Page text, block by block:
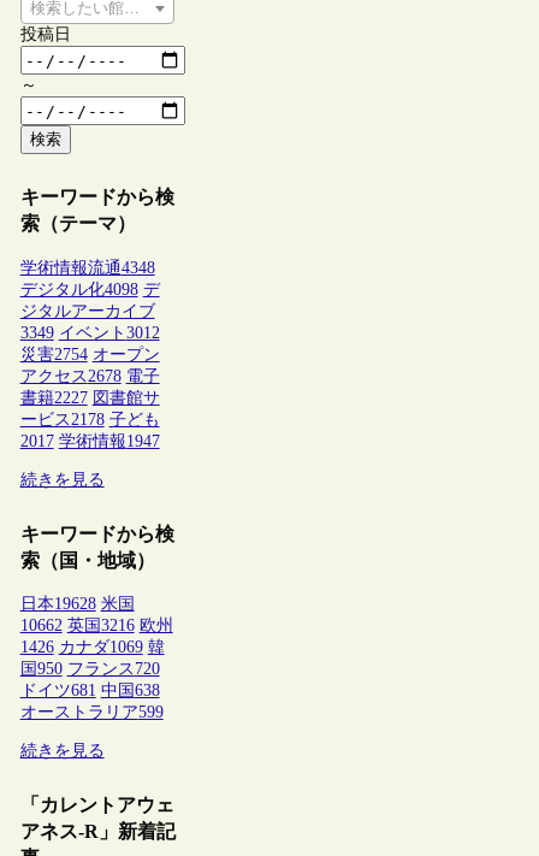
検索したい館種を選択してください
投稿日
～
検索
キーワードから検
索（テーマ）
学術情報流通4348
デジタル化4098 デ
ジタルアーカイブ
3349 イベント 3012
災害2754 オープン
アクセス 2678 電子
書籍2227 図書館サ
ービス 2178 子ども
2017 学術情報1947
続きを見る
キーワードから検
索（国・地域）
日本19628 米国
10662 英国 3216 欧州
1426 カナダ1069 韓
国 950 フランス 720
ドイツ681 中国 638
オーストラリア599
続きを見る
「カレントアウェ
アネス-R」新着記